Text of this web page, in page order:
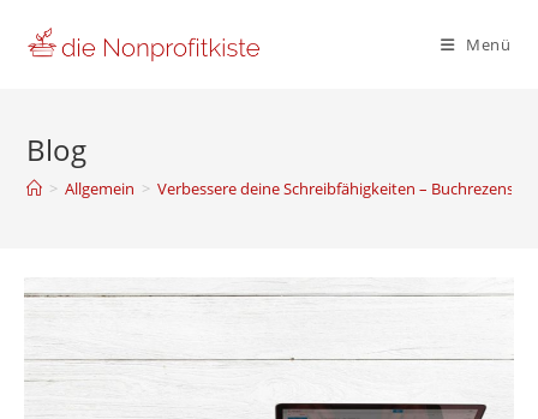
Inhalt
Menü
Blog
> Allgemein > Verbessere deine Schreibfähigkeiten –